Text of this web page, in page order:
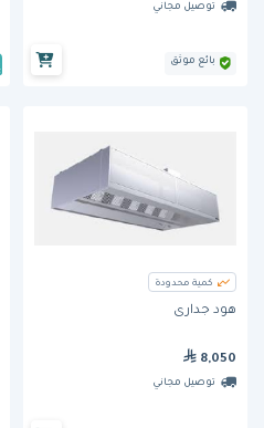
توصيل مجاني
بائع موثق
كمية محدودة
هود جدارى
8,050
توصيل مجاني